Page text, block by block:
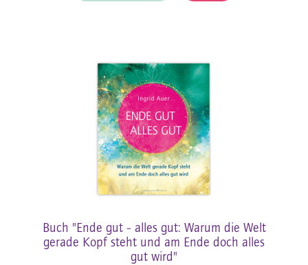
Buch "Ende gut - alles gut: Warum die Welt
gerade Kopf steht und am Ende doch alles
gut wird"